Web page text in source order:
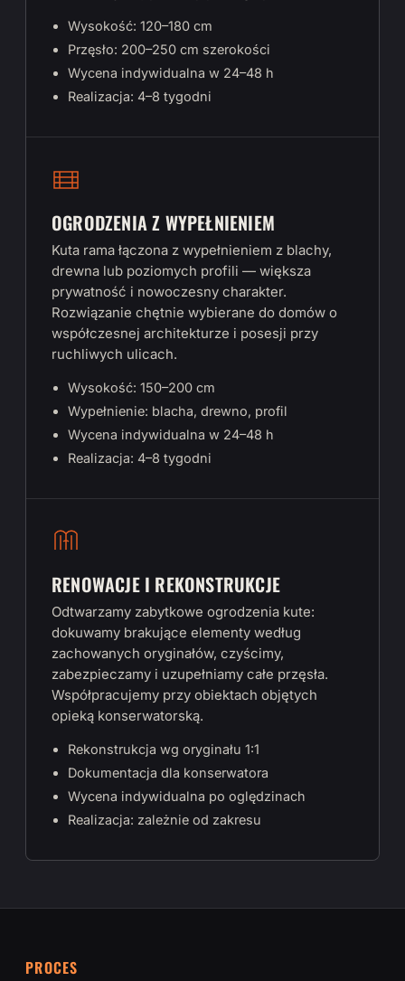
Wysokość: 120–180 cm
Przęsło: 200–250 cm szerokości
Wycena indywidualna w 24–48 h
Realizacja: 4–8 tygodni
OGRODZENIA Z WYPEŁNIENIEM
Kuta rama łączona z wypełnieniem z blachy,
drewna lub poziomych profili — większa
prywatność i nowoczesny charakter.
Rozwiązanie chętnie wybierane do domów o
współczesnej architekturze i posesji przy
ruchliwych ulicach.
Wysokość: 150–200 cm
Wypełnienie: blacha, drewno, profil
Wycena indywidualna w 24–48 h
Realizacja: 4–8 tygodni
RENOWACJE I REKONSTRUKCJE
Odtwarzamy zabytkowe ogrodzenia kute:
dokuwamy brakujące elementy według
zachowanych oryginałów, czyścimy,
zabezpieczamy i uzupełniamy całe przęsła.
Współpracujemy przy obiektach objętych
opieką konserwatorską.
Rekonstrukcja wg oryginału 1:1
Dokumentacja dla konserwatora
Wycena indywidualna po oględzinach
Realizacja: zależnie od zakresu
PROCES